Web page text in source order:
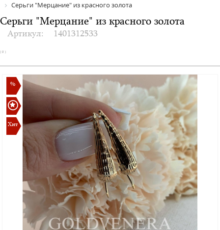
Серьги "Мерцание" из красного золота
Серьги "Мерцание" из красного золота
Артикул: 1401312533
( 0 )
%
Хит